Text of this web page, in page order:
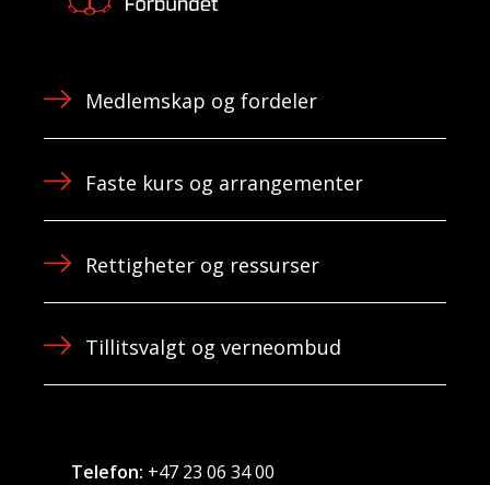
Medlemskap og fordeler
Faste kurs og arrangementer
Rettigheter og ressurser
Tillitsvalgt og verneombud
Telefon: +47 23 06 34 00